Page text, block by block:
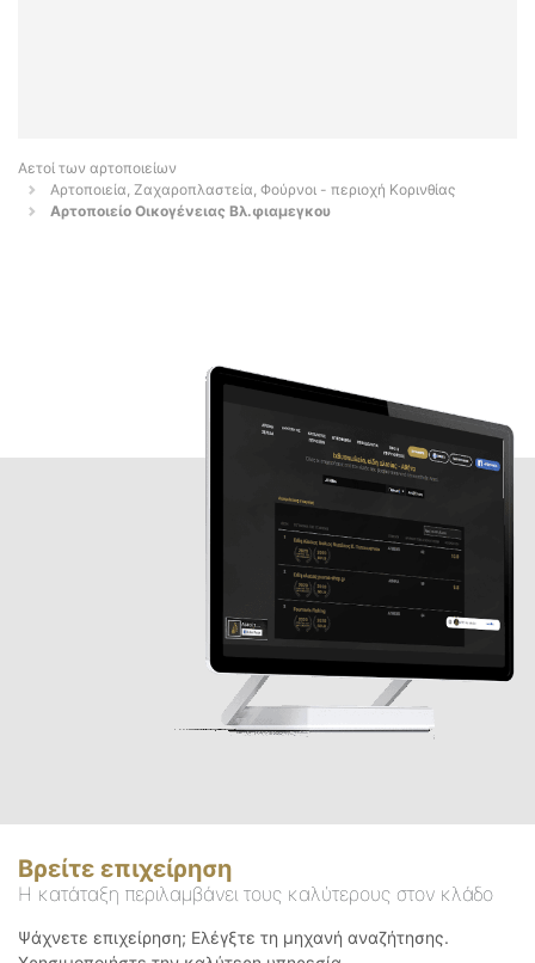
Αετοί των αρτοποιείων
Αρτοποιεία, Ζαχαροπλαστεία, Φούρνοι - περιοχή Κορινθίας
Αρτοποιείο Οικογένειας Βλ.φιαμεγκου
Βρείτε επιχείρηση
Η κατάταξη περιλαμβάνει τους καλύτερους στον κλάδο
Ψάχνετε επιχείρηση; Ελέγξτε τη μηχανή αναζήτησης.